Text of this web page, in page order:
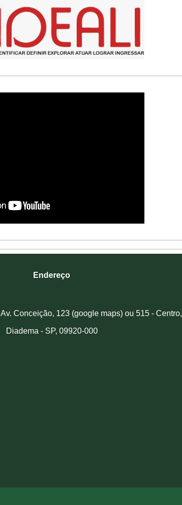
Endereço
Av. Conceição, 123 (google maps) ou 515 - Centro,
Diadema - SP, 09920-000